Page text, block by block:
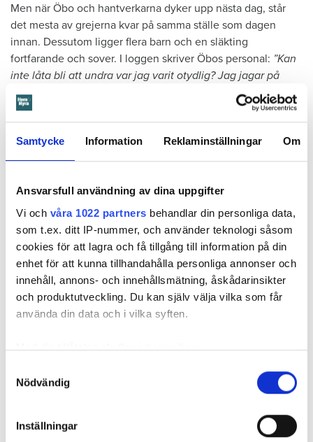
Samtycke Information Reklaminställningar Om
Ansvarsfull användning av dina uppgifter
Vi och våra 1022 partners behandlar din personliga data,
som t.ex. ditt IP-nummer, och använder teknologi såsom
cookies för att lagra och få tillgång till information på din
enhet för att kunna tillhandahålla personliga annonser och
innehåll, annons- och innehållsmätning, åskådarinsikter
och produktutveckling. Du kan själv välja vilka som får
använda din data och i vilka syften.
Med din tillåtelse skulle vi även vilja:
som kan ha en noggrannhet på upp till flera meter
Ta reda på mer om hur dina personliga uppgifter
Nödvändig
Inställningar
Men när Öbo och hantverkarna dyker upp nästa dag, står
det mesta av grejerna kvar på samma ställe som dagen
innan. Dessutom ligger flera barn och en släkting
fortfarande och sover. I loggen skriver Öbos personal: ”Kan
inte låta bli att undra var jag varit otydlig? Jag jagar på
familjen så gott det går. Allt för att arbetet inte ska försenas
ytterligare. Till sist kommer familjen i väg så att vi kan
börja”.
Mamman bär ansvar
Notan för att åtgärda vattenskadan landade på 274 885
kronor.
I stämningsansökan skriver Öbos ombud att även om det
enligt uppgifterna är barnet som orsakat skadan, är det
mamman som står på kontraktet. Därmed bär hon ansvar för
från att orsaka skadan eller begränsat den, är det mamman
I våras kallar tingsrätten till förhandling. Men mamman
dyker aldrig upp. Domstolen fattar därför en tredskodom.